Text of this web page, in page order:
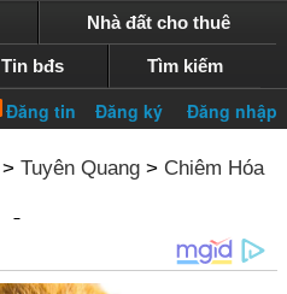
Nhà đất cho thuê
Tin bđs Tìm kiếm
> Tuyên Quang > Chiêm Hóa